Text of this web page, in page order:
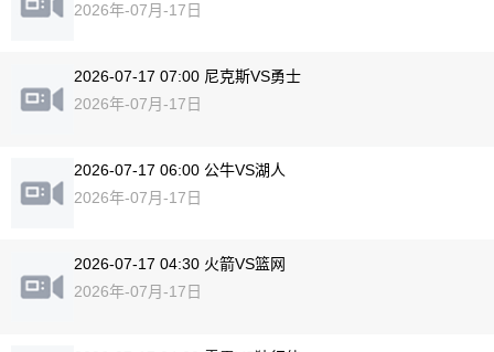
2026年-07月-17日
2026-07-17 07:00 尼克斯VS勇士
2026年-07月-17日
2026-07-17 06:00 公牛VS湖人
2026年-07月-17日
2026-07-17 04:30 火箭VS篮网
2026年-07月-17日